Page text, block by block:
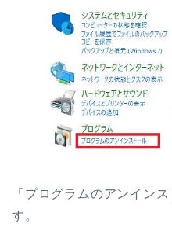
「プログラムのアンイン
す。